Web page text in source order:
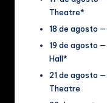
Theatre*
18 de agosto
19 de agosto
Hall*
21 de agosto
Theatre